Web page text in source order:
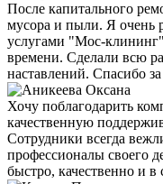
После капитального
мусора и пыли. Я очень
услугами "Мос-
времени. Сделали всю
наставлений. Спасибо
Хочу поблагодарить
качественную
Сотрудники всегда
профессионалы своего
быстро, качественно и в